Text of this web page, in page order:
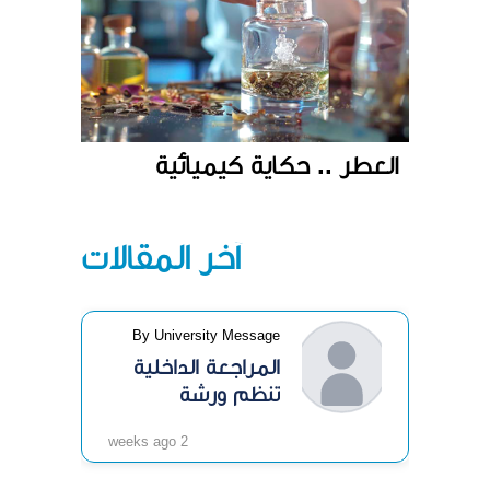
العطر .. حكاية كيميائية
آخر المقالات
By University Message
المراجعة الداخلية
تنظم ورشة
2 weeks ago